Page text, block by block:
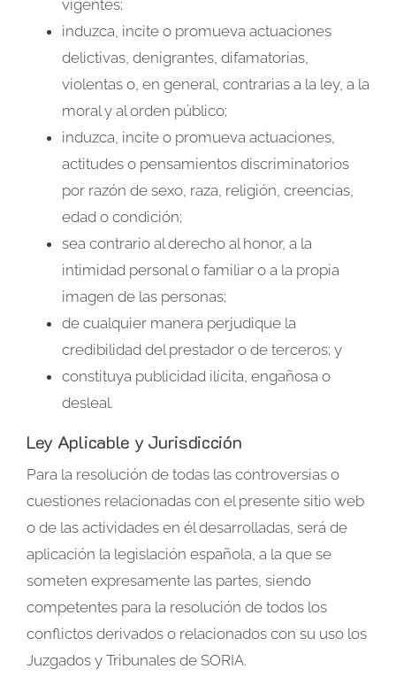
vigentes;
induzca, incite o promueva actuaciones
delictivas, denigrantes, difamatorias,
violentas o, en general, contrarias a la ley, a la
moral y al orden público;
induzca, incite o promueva actuaciones,
actitudes o pensamientos discriminatorios
por razón de sexo, raza, religión, creencias,
edad o condición;
sea contrario al derecho al honor, a la
intimidad personal o familiar o a la propia
imagen de las personas;
de cualquier manera perjudique la
credibilidad del prestador o de terceros; y
constituya publicidad ilícita, engañosa o
desleal.
Ley Aplicable y Jurisdicción
Para la resolución de todas las controversias o
cuestiones relacionadas con el presente sitio web
o de las actividades en él desarrolladas, será de
aplicación la legislación española, a la que se
someten expresamente las partes, siendo
competentes para la resolución de todos los
conflictos derivados o relacionados con su uso los
Juzgados y Tribunales de SORIA.